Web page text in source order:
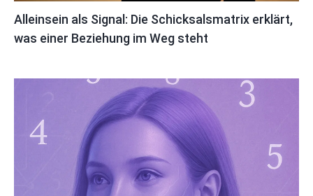
Alleinsein als Signal: Die Schicksalsmatrix erklärt,
was einer Beziehung im Weg steht